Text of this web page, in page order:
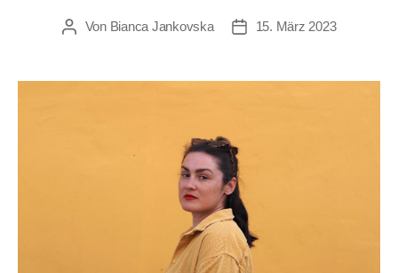
Beitragsautor
Von Bianca Jankovska Beitragsdatum
15. März 2023